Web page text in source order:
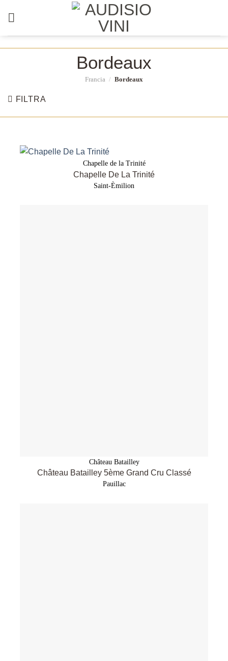
Bordeaux
Francia / Bordeaux
FILTRA
Chapelle de la Trinité
Chapelle De La Trinité
Saint-Èmilion
Château Batailley
Château Batailley 5ème Grand Cru Classé
Pauillac